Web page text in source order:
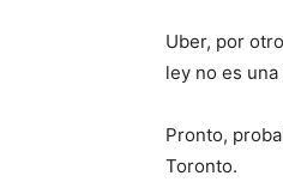
Uber, por
ley no es
Pronto,
Toronto.